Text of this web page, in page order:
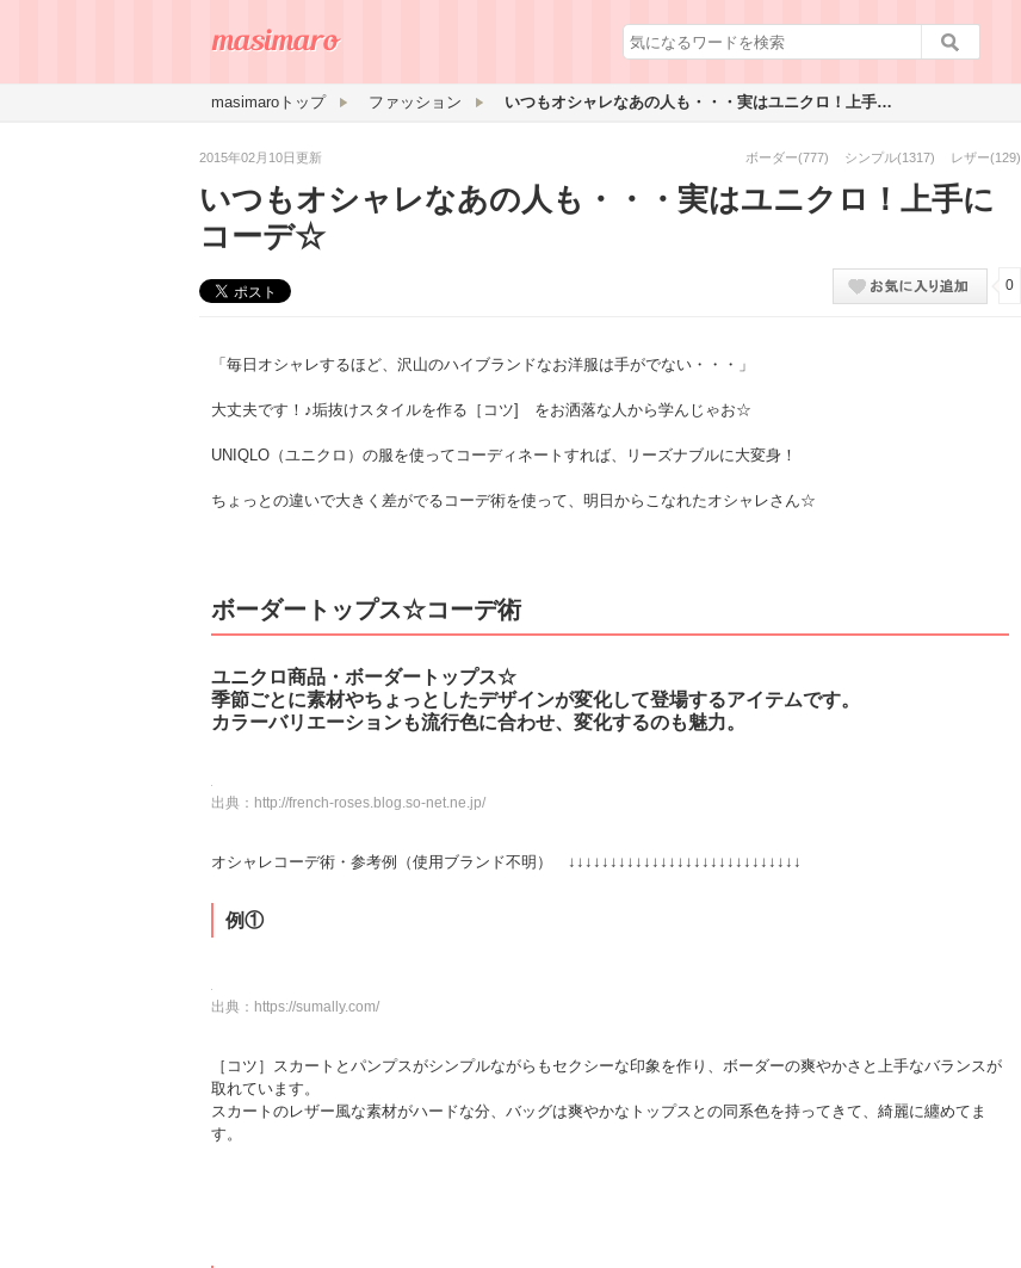
masimaroトップ ファッション いつもオシャレなあの人も・・・実はユニクロ！上手にコーデ☆
2015年02月10日更新 ボーダー(777) シンプル(1317) レザー(129)
いつもオシャレなあの人も・・・実はユニクロ！上手に
コーデ☆
0
「毎日オシャレするほど、沢山のハイブランドなお洋服は手がでない・・・」
大丈夫です！♪垢抜けスタイルを作る［コツ] をお洒落な人から学んじゃお☆
UNIQLO（ユニクロ）の服を使ってコーディネートすれば、リーズナブルに大変身！
ちょっとの違いで大きく差がでるコーデ術を使って、明日からこなれたオシャレさん☆
ボーダートップス☆コーデ術
ユニクロ商品・ボーダートップス☆
季節ごとに素材やちょっとしたデザインが変化して登場するアイテムです。
カラーバリエーションも流行色に合わせ、変化するのも魅力。
出典： http://french-roses.blog.so-net.ne.jp/
オシャレコーデ術・参考例（使用ブランド不明） ↓↓↓↓↓↓↓↓↓↓↓↓↓↓↓↓↓↓↓↓↓↓↓↓↓↓↓↓
例①
出典： https://sumally.com/
［コツ］スカートとパンプスがシンプルながらもセクシーな印象を作り、ボーダーの爽やかさと上手なバランスが
取れています。
スカートのレザー風な素材がハードな分、バッグは爽やかなトップスとの同系色を持ってきて、綺麗に纏めてま
す。